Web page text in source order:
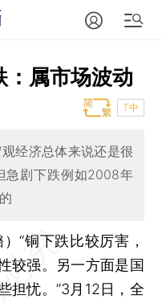
：属市场波动
T中
经济总体来说还是很
急剧下跌例如2008年
）“铜下跌比较厉害，
较强。另一方面是国
担忧。”3月12日，全